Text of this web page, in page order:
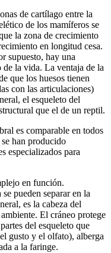
de cartílago entre la
de los mamíferos se
la zona de crecimiento
en longitud cesa.
supuesto, hay una
la vida. La ventaja de la
que los huesos tienen
con las articulaciones)
el esqueleto del
que el de un reptil.
es comparable en todos
han producido
especializados para
en función.
pueden separar en la
es la cabeza del
El cráneo protege
del esqueleto que
gusto y el olfato), alberga
a la faringe.